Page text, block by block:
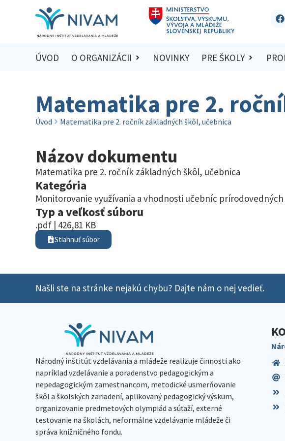
ÚVOD O ORGANIZÁCII NOVINKY PRE ŠKOLY
Matematika pre 2.
Úvod Matematika pre 2. ročník základných škôl, učebnica
Názov dokumentu
Matematika pre 2. ročník základných škôl, učebnica
Kategória
Monitorovanie využívania a vhodnosti učebníc
Typ a veľkosť súboru
.pdf | 426,81 KB
Stiahnuť súbor
Našli ste na stránke nejakú chybu? Dajte nám o nej vedieť.
Národný inštitút vzdelávania a mládeže realizuje činnosti ako
napríklad vzdelávanie a poradenstvo pedagogickým a
nepedagogickým zamestnancom, metodické usmerňovanie
škôl a školských zariadení, aplikovaný pedagogický výskum,
organizovanie predmetových olympiád a súťaží, externé
testovanie na školách, neformálne vzdelávanie mládeže či
správa knižničného fondu.